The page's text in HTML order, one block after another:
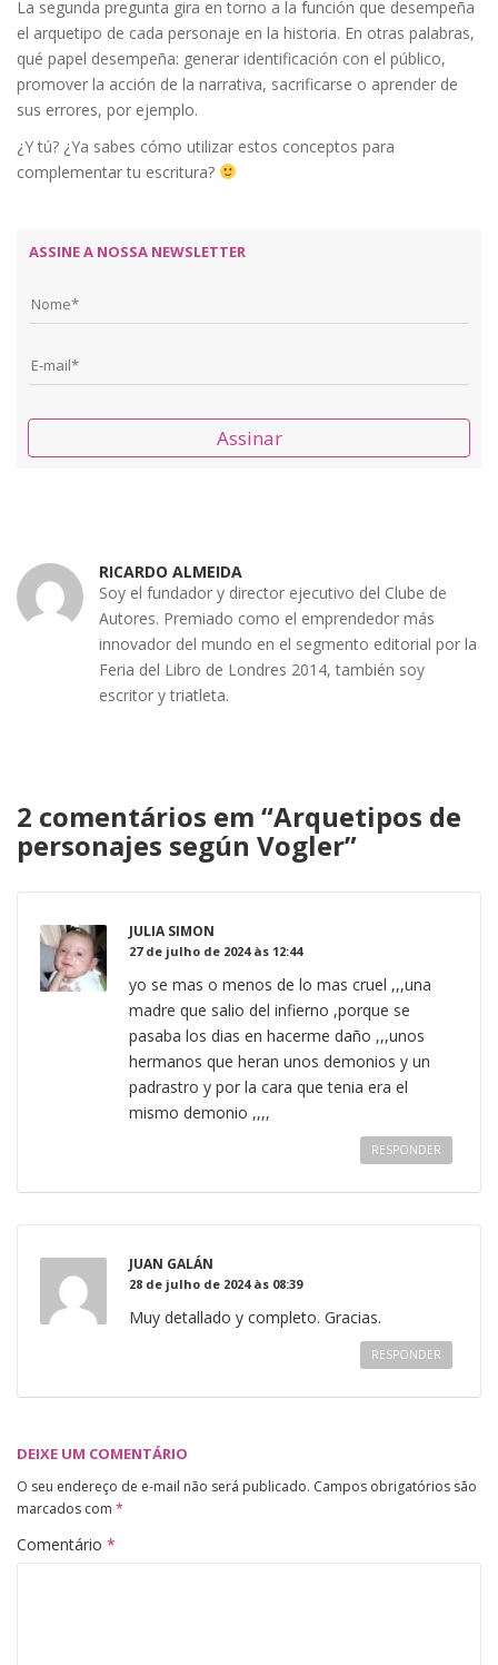
La segunda pregunta gira en torno a la función que desempeña
el arquetipo de cada personaje en la historia. En otras palabras,
qué papel desempeña: generar identificación con el público,
promover la acción de la narrativa, sacrificarse o aprender de
sus errores, por ejemplo.
¿Y tú? ¿Ya sabes cómo utilizar estos conceptos para
complementar tu escritura?
ASSINE A NOSSA NEWSLETTER
Assinar
RICARDO ALMEIDA
Soy el fundador y director ejecutivo del Clube de
Autores. Premiado como el emprendedor más
innovador del mundo en el segmento editorial por la
Feria del Libro de Londres 2014, también soy
escritor y triatleta.
2 comentários em “Arquetipos de
personajes según Vogler”
JULIA SIMON
27 de julho de 2024 às 12:44
yo se mas o menos de lo mas cruel ,,,una
madre que salio del infierno ,porque se
pasaba los dias en hacerme daño ,,,unos
hermanos que heran unos demonios y un
padrastro y por la cara que tenia era el
mismo demonio ,,,,
RESPONDER
JUAN GALÁN
28 de julho de 2024 às 08:39
Muy detallado y completo. Gracias.
RESPONDER
DEIXE UM COMENTÁRIO
O seu endereço de e-mail não será publicado. Campos obrigatórios são
marcados com *
Comentário *